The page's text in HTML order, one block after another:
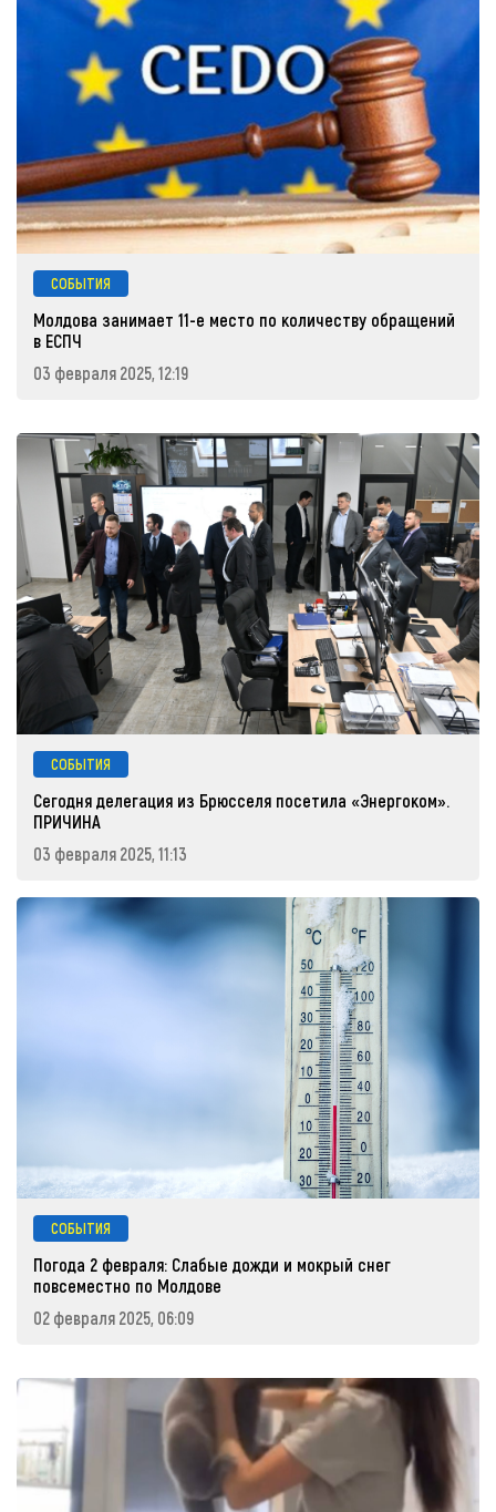
СОБЫТИЯ
Молдова занимает 11-е место по количеству обращений
в ЕСПЧ
03 февраля 2025, 12:19
СОБЫТИЯ
Сегодня делегация из Брюсселя посетила «Энергоком».
ПРИЧИНА
03 февраля 2025, 11:13
СОБЫТИЯ
Погода 2 февраля: Слабые дожди и мокрый снег
повсеместно по Молдове
02 февраля 2025, 06:09